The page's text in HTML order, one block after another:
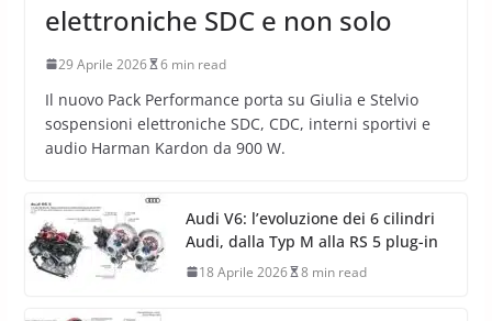
elettroniche SDC e non solo
29 Aprile 2026 6 min read
Il nuovo Pack Performance porta su Giulia e Stelvio
sospensioni elettroniche SDC, CDC, interni sportivi e
audio Harman Kardon da 900 W.
Audi V6: l’evoluzione dei 6 cilindri
Audi, dalla Typ M alla RS 5 plug-in
18 Aprile 2026 8 min read